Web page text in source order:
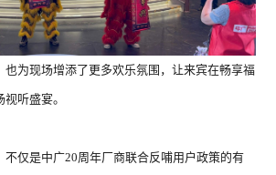
也为现场增添了更多欢乐氛围，让来宾在畅享福
听盛宴。
不仅是中广20周年厂商联合反哺用户政策的有